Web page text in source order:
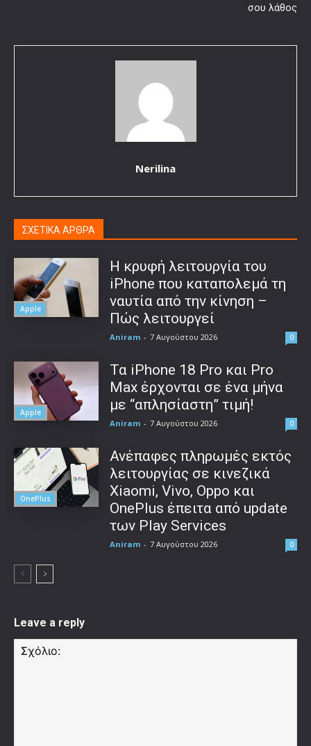
σου λάθος
Nerilina
ΣΧΕΤΙΚΑ ΑΡΘΡΑ
Apple
Η κρυφή λειτουργία του
iPhone που καταπολεμά τη
ναυτία από την κίνηση –
Πώς λειτουργεί
Aniram - 7 Αυγούστου 2026 0
Apple
Τα iPhone 18 Pro και Pro
Max έρχονται σε ένα μήνα
με “απλησίαστη” τιμή!
Aniram - 7 Αυγούστου 2026 0
OnePlus
Ανέπαφες πληρωμές εκτός
λειτουργίας σε κινεζικά
Xiaomi, Vivo, Oppo και
OnePlus έπειτα από update
των Play Services
Aniram - 7 Αυγούστου 2026 0
Leave a reply